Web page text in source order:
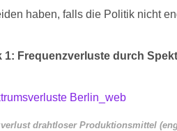
haben, falls die Politik nicht
1: Frequenzverluste durch
drahtloser Produktionsmittel